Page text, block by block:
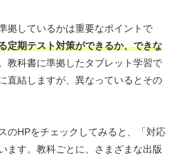
拠しているかは重要なポイントで
定期テスト対策ができるか、できな
教科書に準拠したタブレット学習で
直結しますが、異なっているとその
のHPをチェックしてみると、「対応
ます。教科ごとに、さまざまな出版